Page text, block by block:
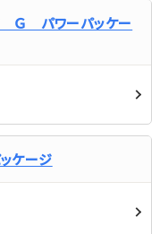
Ｇ パワーパッケー
ケージ